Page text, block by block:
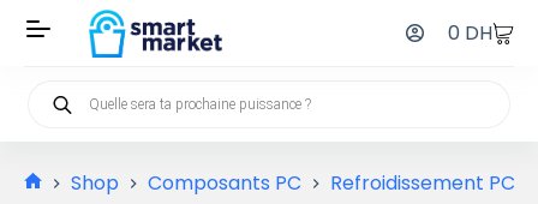
0 DH
Shop Composants PC Refroidissement PC